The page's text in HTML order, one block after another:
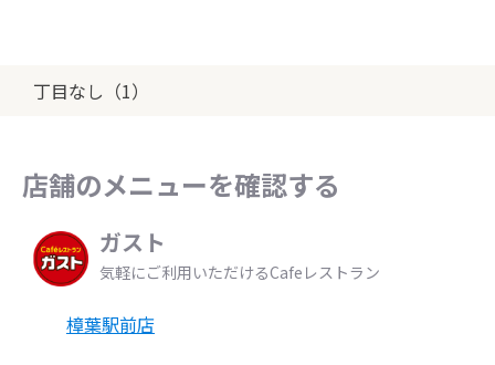
丁目なし（1）
店舗のメニューを確認する
ガスト
気軽にご利用いただけるCafeレストラン
樟葉駅前店